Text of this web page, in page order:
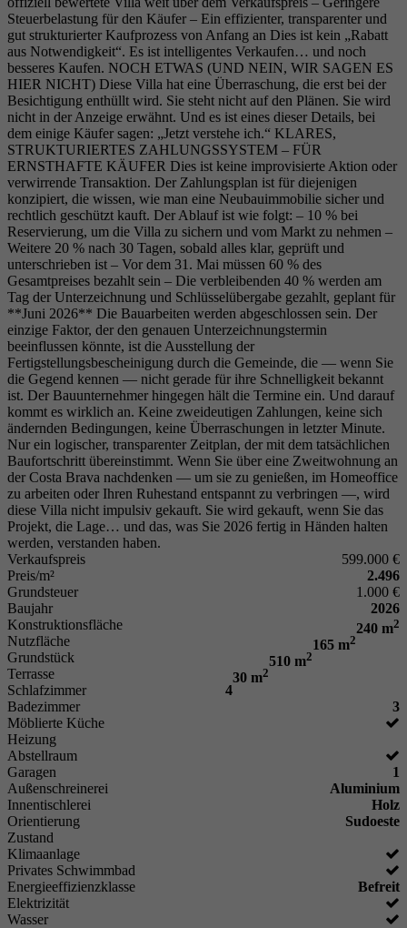
Steuerbelastung für den Käufer – Ein effizienter, transparenter und
gut strukturierter Kaufprozess von Anfang an Dies ist kein „Rabatt
aus Notwendigkeit“. Es ist intelligentes Verkaufen… und noch
besseres Kaufen. NOCH ETWAS (UND NEIN, WIR SAGEN ES
HIER NICHT) Diese Villa hat eine Überraschung, die erst bei der
Besichtigung enthüllt wird. Sie steht nicht auf den Plänen. Sie wird
nicht in der Anzeige erwähnt. Und es ist eines dieser Details, bei
dem einige Käufer sagen: „Jetzt verstehe ich.“ KLARES,
STRUKTURIERTES ZAHLUNGSSYSTEM – FÜR
ERNSTHAFTE KÄUFER Dies ist keine improvisierte Aktion oder
verwirrende Transaktion. Der Zahlungsplan ist für diejenigen
konzipiert, die wissen, wie man eine Neubauimmobilie sicher und
rechtlich geschützt kauft. Der Ablauf ist wie folgt: – 10 % bei
Reservierung, um die Villa zu sichern und vom Markt zu nehmen –
Weitere 20 % nach 30 Tagen, sobald alles klar, geprüft und
unterschrieben ist – Vor dem 31. Mai müssen 60 % des
Gesamtpreises bezahlt sein – Die verbleibenden 40 % werden am
Tag der Unterzeichnung und Schlüsselübergabe gezahlt, geplant für
**Juni 2026** Die Bauarbeiten werden abgeschlossen sein. Der
einzige Faktor, der den genauen Unterzeichnungstermin
beeinflussen könnte, ist die Ausstellung der
Fertigstellungsbescheinigung durch die Gemeinde, die — wenn Sie
die Gegend kennen — nicht gerade für ihre Schnelligkeit bekannt
ist. Der Bauunternehmer hingegen hält die Termine ein. Und darauf
kommt es wirklich an. Keine zweideutigen Zahlungen, keine sich
ändernden Bedingungen, keine Überraschungen in letzter Minute.
Nur ein logischer, transparenter Zeitplan, der mit dem tatsächlichen
Baufortschritt übereinstimmt. Wenn Sie über eine Zweitwohnung an
der Costa Brava nachdenken — um sie zu genießen, im Homeoffice
zu arbeiten oder Ihren Ruhestand entspannt zu verbringen —, wird
diese Villa nicht impulsiv gekauft. Sie wird gekauft, wenn Sie das
Projekt, die Lage… und das, was Sie 2026 fertig in Händen halten
werden, verstanden haben.
Verkaufspreis
599.000 €
Preis/m²
2.496
Grundsteuer
1.000 €
Baujahr
2026
Konstruktionsfläche
240 m2
Nutzfläche 165 m2
Grundstück 510 m2
Terrasse 30 m2
Schlafzimmer
4
Badezimmer
3
Möblierte Küche
Heizung
Abstellraum
Garagen
1
Außenschreinerei
Aluminium
Innentischlerei
Holz
Orientierung
Sudoeste
Zustand
Klimaanlage
Privates Schwimmbad
Energieeffizienzklasse
Befreit
Elektrizität
Wasser